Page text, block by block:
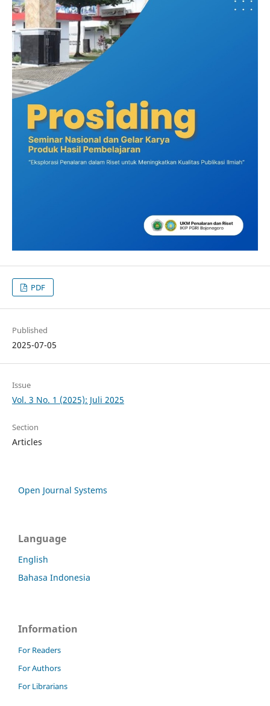
PDF
Published
2025-07-05
Issue
Vol. 3 No. 1 (2025): Juli 2025
Section
Articles
Open Journal Systems
Language
English
Bahasa Indonesia
Information
For Readers
For Authors
For Librarians